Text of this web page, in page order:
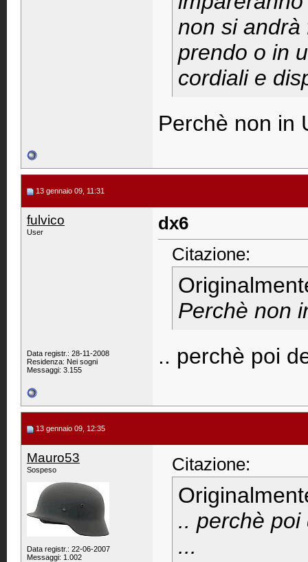
non si andrà
prendo o in
cordiali e
Perchè non in
13 gennaio 09, 11:31
fulvico
User
Data registr.: 28-11-2008
Residenza: Nei sogni
Messaggi: 3.155
dx6
Citazione:
Perchè non
.. perchè poi
13 gennaio 09, 12:35
Mauro53
Sospeso
Data registr.: 22-06-2007
Messaggi: 1.002
Citazione:
.. perchè
...